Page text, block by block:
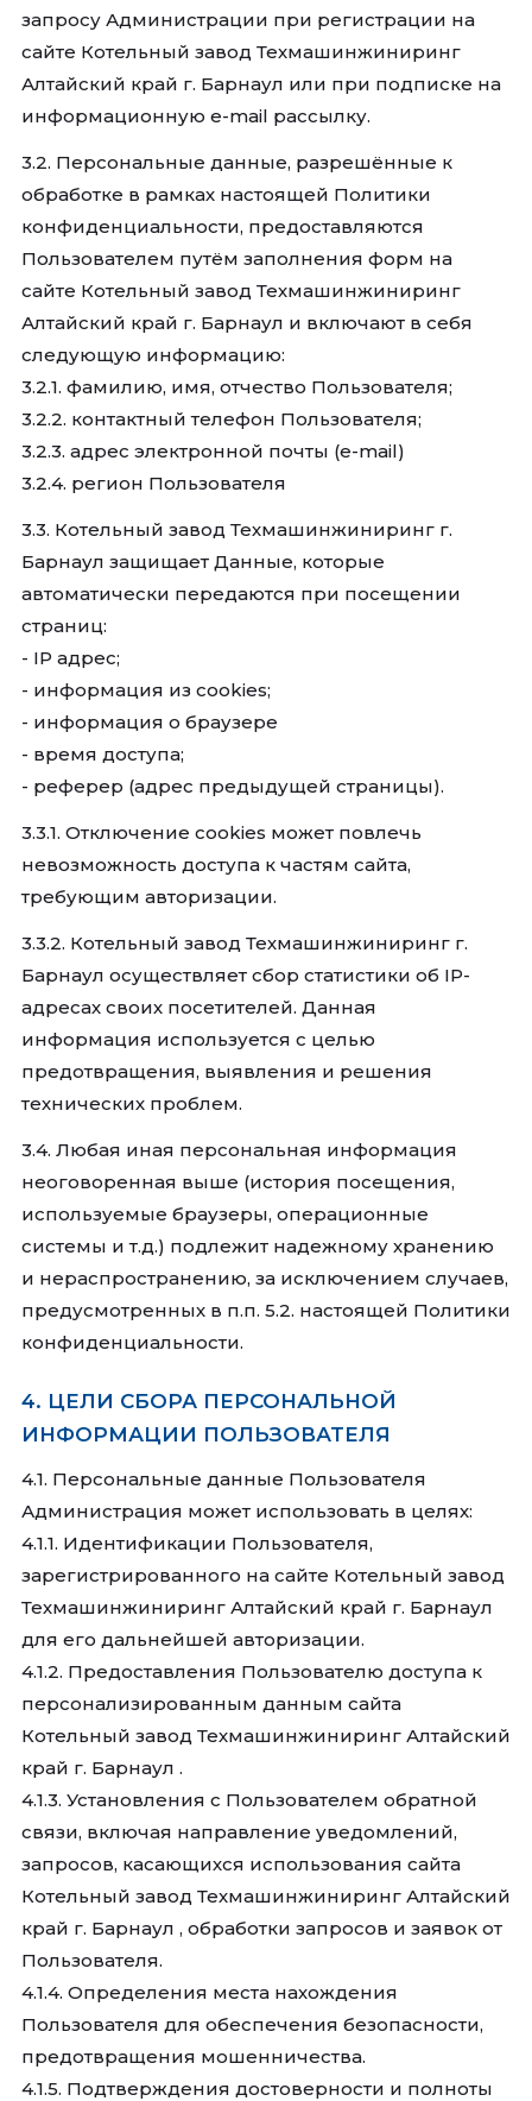
запросу Администрации при регистрации на
сайте Котельный завод Техмашинжиниринг
Алтайский край г. Барнаул или при подписке на
информационную e-mail рассылку.
3.2. Персональные данные, разрешённые к
обработке в рамках настоящей Политики
конфиденциальности, предоставляются
Пользователем путём заполнения форм на
сайте Котельный завод Техмашинжиниринг
Алтайский край г. Барнаул и включают в себя
следующую информацию:
3.2.1. фамилию, имя, отчество Пользователя;
3.2.2. контактный телефон Пользователя;
3.2.3. адрес электронной почты (e-mail)
3.2.4. регион Пользователя
3.3. Котельный завод Техмашинжиниринг г.
Барнаул защищает Данные, которые
автоматически передаются при посещении
страниц:
- IP адрес;
- информация из cookies;
- информация о браузере
- время доступа;
- реферер (адрес предыдущей страницы).
3.3.1. Отключение cookies может повлечь
невозможность доступа к частям сайта,
требующим авторизации.
3.3.2. Котельный завод Техмашинжиниринг г.
Барнаул осуществляет сбор статистики об IP-
адресах своих посетителей. Данная
информация используется с целью
предотвращения, выявления и решения
технических проблем.
3.4. Любая иная персональная информация
неоговоренная выше (история посещения,
используемые браузеры, операционные
системы и т.д.) подлежит надежному хранению
и нераспространению, за исключением случаев,
предусмотренных в п.п. 5.2. настоящей Политики
конфиденциальности.
4. ЦЕЛИ СБОРА ПЕРСОНАЛЬНОЙ
ИНФОРМАЦИИ ПОЛЬЗОВАТЕЛЯ
4.1. Персональные данные Пользователя
Администрация может использовать в целях:
4.1.1. Идентификации Пользователя,
зарегистрированного на сайте Котельный завод
Техмашинжиниринг Алтайский край г. Барнаул
для его дальнейшей авторизации.
4.1.2. Предоставления Пользователю доступа к
персонализированным данным сайта
Котельный завод Техмашинжиниринг Алтайский
край г. Барнаул .
4.1.3. Установления с Пользователем обратной
связи, включая направление уведомлений,
запросов, касающихся использования сайта
Котельный завод Техмашинжиниринг Алтайский
край г. Барнаул , обработки запросов и заявок от
Пользователя.
4.1.4. Определения места нахождения
Пользователя для обеспечения безопасности,
предотвращения мошенничества.
4.1.5. Подтверждения достоверности и полноты